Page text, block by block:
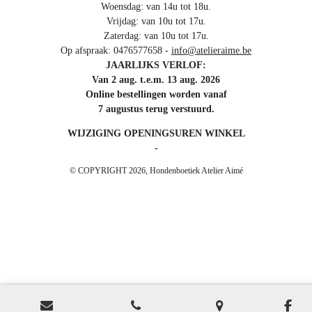
Woensdag: van 14u tot 18u.
Vrijdag: van 10u tot 17u.
Zaterdag: van 10u tot 17u.
Op afspraak: 0476577658 - info@atelieraime.be
JAARLIJKS VERLOF:
Van 2 aug. t.e.m. 13 aug. 2026
Online bestellingen worden vanaf
7 augustus terug verstuurd.
WIJZIGING OPENINGSUREN WINKEL
-
© COPYRIGHT 2026, Hondenboetiek Atelier Aimé